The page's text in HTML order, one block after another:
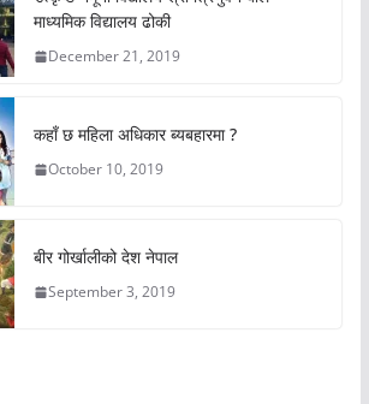
माध्यमिक विद्यालय ढोकी
December 21, 2019
कहाँ छ महिला अधिकार ब्यबहारमा ?
October 10, 2019
बीर गोर्खालीको देश नेपाल
September 3, 2019